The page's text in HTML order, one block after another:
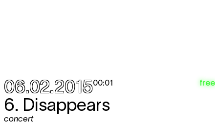
06.02.201500:01 free
6. Disappears
concert